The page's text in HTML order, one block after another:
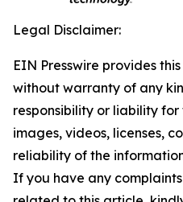
Legal Disclaimer:
EIN Presswire provides
without warranty of any
responsibility or liability
images, videos, licenses,
reliability of the
If you have any